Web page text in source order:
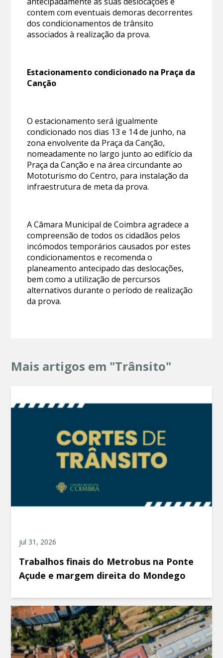
contem com eventuais demoras decorrentes
dos condicionamentos de trânsito
associados à realização da prova.
Estacionamento condicionado na Praça da
Canção
O estacionamento será igualmente
condicionado nos dias 13 e 14 de junho, na
zona envolvente da Praça da Canção,
nomeadamente no largo junto ao edifício da
Praça da Canção e na área circundante ao
Mototurismo do Centro, para instalação da
infraestrutura de meta da prova.
A Câmara Municipal de Coimbra agradece a
compreensão de todos os cidadãos pelos
incómodos temporários causados por estes
condicionamentos e recomenda o
planeamento antecipado das deslocações,
bem como a utilização de percursos
alternativos durante o período de realização
da prova.
Mais artigos em "Trânsito"
jul 31, 2026
Trabalhos finais do Metrobus na Ponte
Açude e margem direita do Mondego